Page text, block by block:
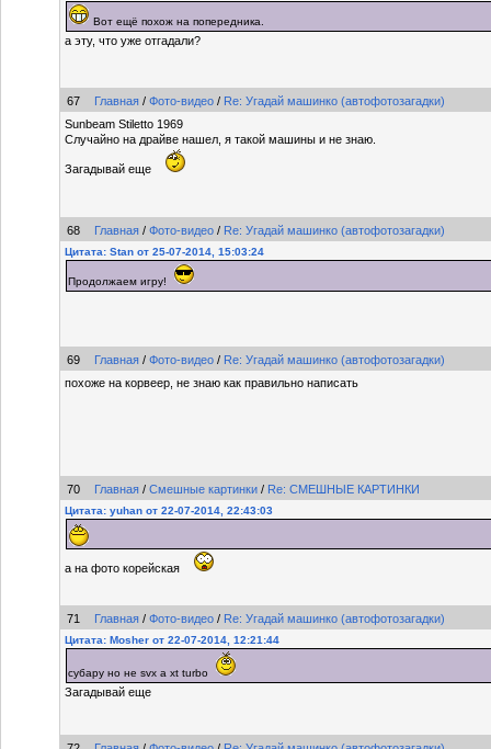
Вот ещё похож на попередника.
а эту, что уже отгадали?
67 Главная / Фото-видео / Re: Угадай машинко (автофотозагадки)
Sunbeam Stiletto 1969
Случайно на драйве нашел, я такой машины и не знаю.
Загадывай еще
68 Главная / Фото-видео / Re: Угадай машинко (автофотозагадки)
Цитата: Stan от 25-07-2014, 15:03:24
Продолжаем игру!
69 Главная / Фото-видео / Re: Угадай машинко (автофотозагадки)
похоже на корвеер, не знаю как правильно написать
70 Главная / Смешные картинки / Re: СМЕШНЫЕ КАРТИНКИ
Цитата: yuhan от 22-07-2014, 22:43:03
а на фото корейская
71 Главная / Фото-видео / Re: Угадай машинко (автофотозагадки)
Цитата: Mosher от 22-07-2014, 12:21:44
субару но не svx а xt turbo
Загадывай еще